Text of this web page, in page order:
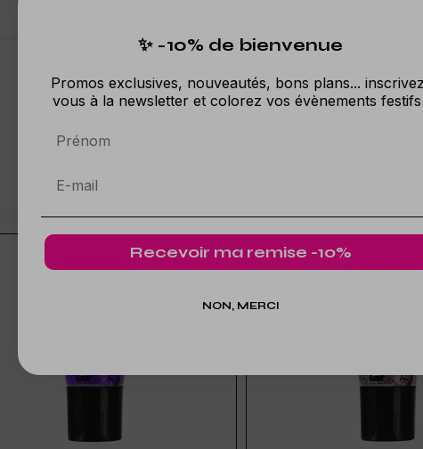
✨ -10% de bienvenue
Promos exclusives, nouveautés, bons plans...
vous à la newsletter et colorez vos évènements festifs
Prénom
Recevoir ma remise -10%
NON, MERCI